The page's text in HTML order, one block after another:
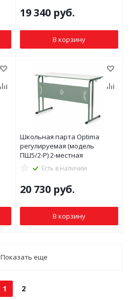
19 340 руб.
В корзину
Школьная парта Optima
регулируемая (модель
ПШ5/2-P) 2-местная
Есть в наличии
20 730 руб.
В корзину
Показать еще
1 2